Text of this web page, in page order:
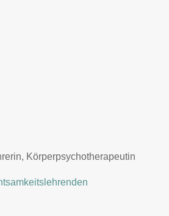
Körperpsychotherapeutin